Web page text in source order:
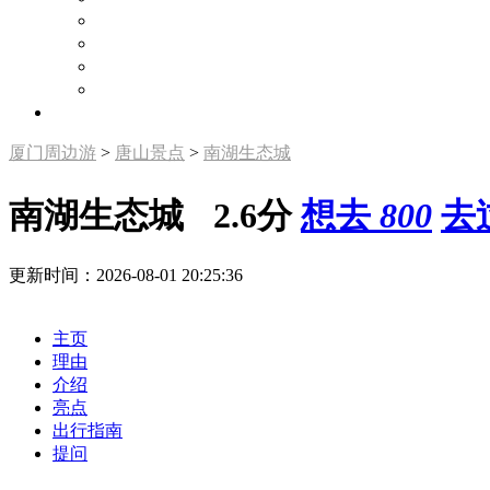
厦门周边游 > 唐山景点 > 南湖生态城
南湖生态城 2.6分 想去 800 去
更新时间：2026-08-01 20:25:36
主页
理由
介绍
亮点
出行指南
提问